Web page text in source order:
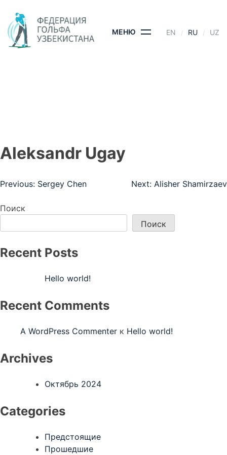
content
МЕНЮ EN RU UZ
Aleksandr Ugay
Навигация
по
Previous: Sergey Chen Next: Alisher Shamirzaev
Поиск
Поиск
Recent Posts
Hello world!
Recent Comments
A WordPress Commenter к Hello world!
Archives
Октябрь 2024
Categories
Предстоящие
Прошедшие